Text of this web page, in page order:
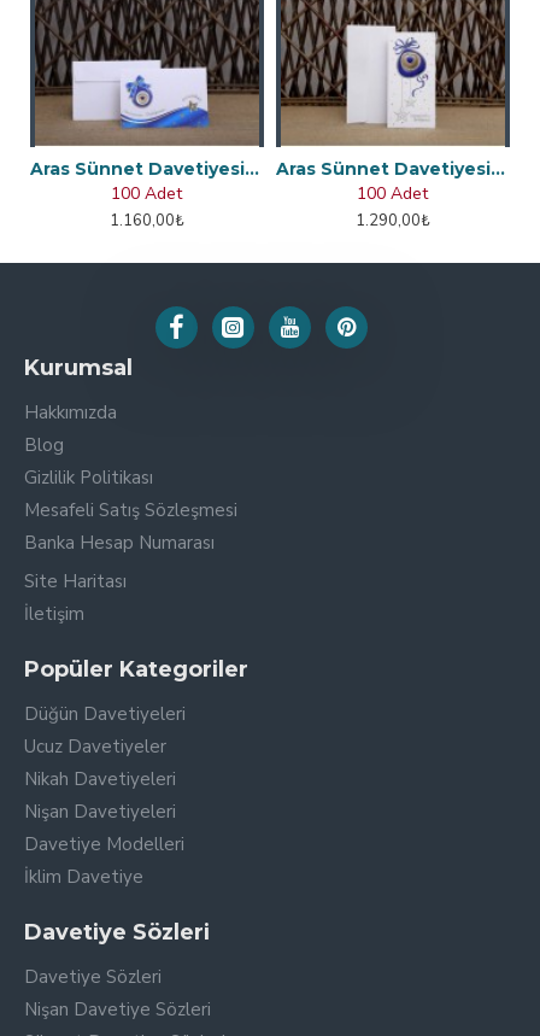
Aras Sünnet Davetiyesi 4875
100 Adet
1.160,00₺
Aras Sünnet Davetiyesi 4884
100 Adet
1.290,00₺
Kurumsal
Hakkımızda
Blog
Gizlilik Politikası
Mesafeli Satış Sözleşmesi
Banka Hesap Numarası
Site Haritası
İletişim
Popüler Kategoriler
Düğün Davetiyeleri
Ucuz Davetiyeler
Nikah Davetiyeleri
Nişan Davetiyeleri
Davetiye Modelleri
İklim Davetiye
Davetiye Sözleri
Davetiye Sözleri
Nişan Davetiye Sözleri